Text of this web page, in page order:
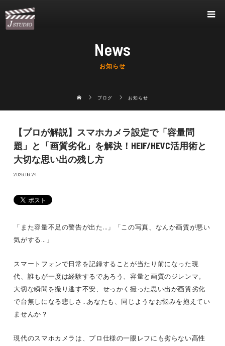
News
お知らせ
ブログ お知らせ
【プロが解説】スマホカメラ設定で「容量問
題」と「画質劣化」を解決！HEIF/HEVC活用術と
大切な思い出の残し方
2026.06.24
「また容量不足の警告が出た…」「この写真、なんか画質が悪い
気がする…」
スマートフォンで日常を記録することが当たり前になった現
代、誰もが一度は経験するであろう、容量と画質のジレンマ。
大切な瞬間を撮り逃す不安、せっかく撮った思い出が画質劣化
で台無しになる悲しさ…あなたも、同じようなお悩みを抱えてい
ませんか？
現代のスマホカメラは、プロ仕様の一眼レフにも劣らない高性